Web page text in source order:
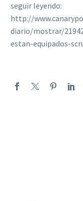
seguir leyendo:
http://
diario/mostrar/
estan-equipados-